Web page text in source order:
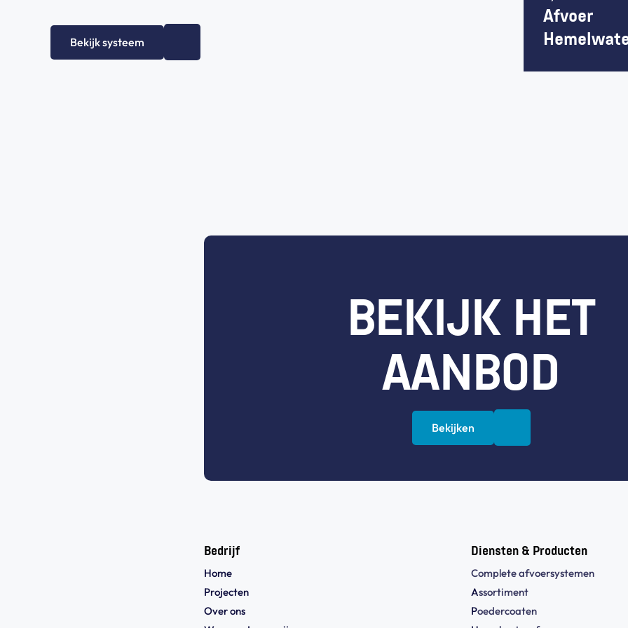
Bekijk systeem
Afvoer
BEKIJK HET
AANBOD
Bekijken
Bedrijf
Home
Projecten
Over ons
Diensten & Producten
Complete afvoersystemen
Assortiment
Poedercoaten